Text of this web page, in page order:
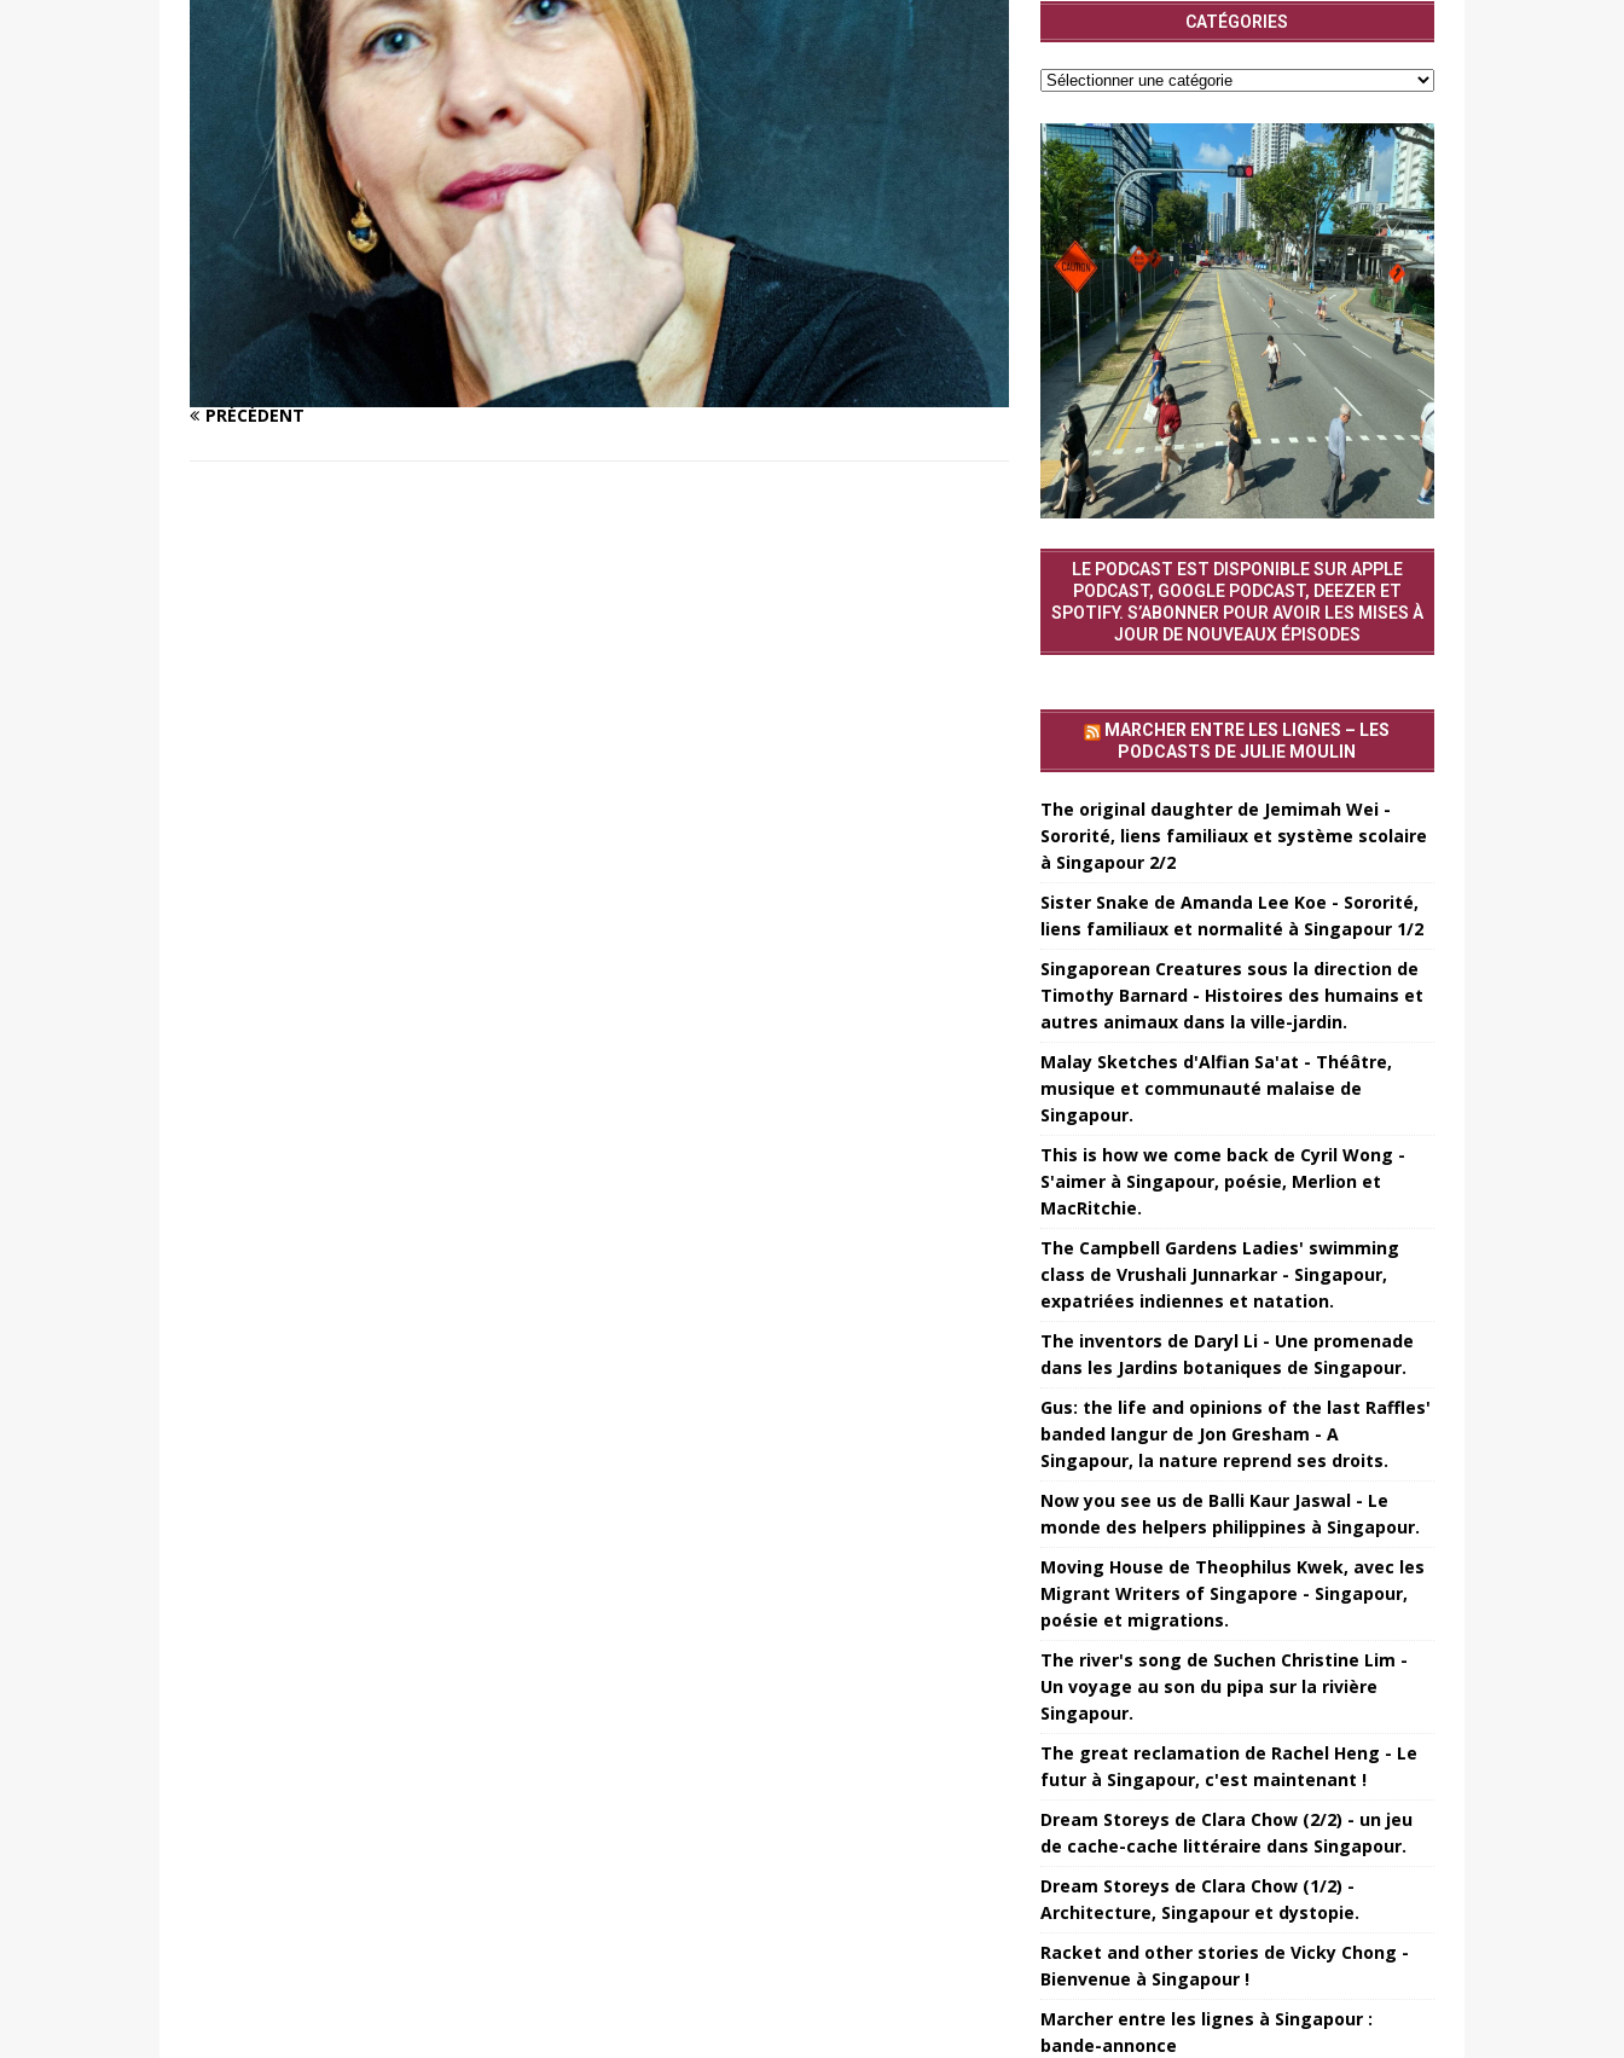
de la réalité » – entretien réalisé par Leonard Popa
FEATURED
[ 2 février 2026 ]
Lancement du roman Le Saint n°6 de Tatiana Niculescu aux Éditions
L’Harmattan
ACTUALITÉ
[ 8 janvier 2026 ] Interview. Pascal Louvrier : Malraux est là où il faut être quand la liberté l’exige
face aux dictatures
FEATURED
[ 10 novembre 2025 ] Interview – Adélaïde de Clermont-Tonnerre, Prix Renaudot 2025 : Revisiter
un classique, c’est en réalité le garder vivant
FEATURED
[ 4 août 2026 ]
Interview. Sarah Hatimi : Pour moi, le poète accepte de prêter sa voix aux
émotions que les autres ne savent pas nommer
FEATURED
PRÉCÉDENT
CATÉGORIES
LE PODCAST EST DISPONIBLE SUR APPLE
PODCAST, GOOGLE PODCAST, DEEZER ET
SPOTIFY. S’ABONNER POUR AVOIR LES MISES À
JOUR DE NOUVEAUX ÉPISODES
MARCHER ENTRE LES LIGNES – LES
PODCASTS DE JULIE MOULIN
The original daughter de Jemimah Wei -
Sororité, liens familiaux et système scolaire
à Singapour 2/2
Sister Snake de Amanda Lee Koe - Sororité,
liens familiaux et normalité à Singapour 1/2
Singaporean Creatures sous la direction de
Timothy Barnard - Histoires des humains et
autres animaux dans la ville-jardin.
Malay Sketches d'Alfian Sa'at - Théâtre,
musique et communauté malaise de
Singapour.
This is how we come back de Cyril Wong -
S'aimer à Singapour, poésie, Merlion et
MacRitchie.
The Campbell Gardens Ladies' swimming
class de Vrushali Junnarkar - Singapour,
expatriées indiennes et natation.
The inventors de Daryl Li - Une promenade
dans les Jardins botaniques de Singapour.
Gus: the life and opinions of the last Raffles'
banded langur de Jon Gresham - A
Singapour, la nature reprend ses droits.
Now you see us de Balli Kaur Jaswal - Le
monde des helpers philippines à Singapour.
Moving House de Theophilus Kwek, avec les
Migrant Writers of Singapore - Singapour,
poésie et migrations.
The river's song de Suchen Christine Lim -
Un voyage au son du pipa sur la rivière
Singapour.
The great reclamation de Rachel Heng - Le
futur à Singapour, c'est maintenant !
Dream Storeys de Clara Chow (2/2) - un jeu
de cache-cache littéraire dans Singapour.
Dream Storeys de Clara Chow (1/2) -
Architecture, Singapour et dystopie.
Racket and other stories de Vicky Chong -
Bienvenue à Singapour !
Marcher entre les lignes à Singapour :
bande-annonce